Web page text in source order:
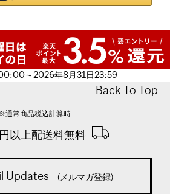
～2026年8月31日23:59
Back To Top
通常商品税込計算時
以上配送料無料
Updates (メルマガ登録)